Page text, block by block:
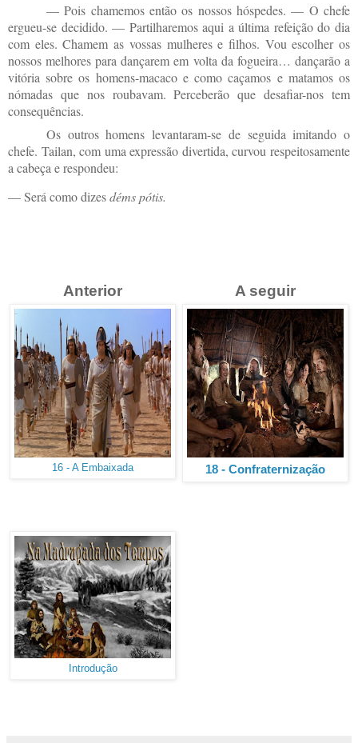
— Pois chamemos então os nossos hóspedes. — O chefe
ergueu-se decidido. — Partilharemos aqui a última refeição do dia
com eles. Chamem as vossas mulheres e filhos. Vou escolher os
nossos melhores para dançarem em volta da fogueira… dançarão a
vitória sobre os homens-macaco e como caçamos e matamos os
nómadas que nos roubavam. Perceberão que desafiar-nos tem
consequências.
Os outros homens levantaram-se de seguida imitando o
chefe. Tailan, com uma expressão divertida, curvou respeitosamente
a cabeça e respondeu:
— Será como dizesdéms pótis.
Anterior A seguir
16 - A Embaixada 18 - Confraternização
Introdução